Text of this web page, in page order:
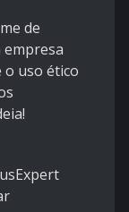
de
o uso ético